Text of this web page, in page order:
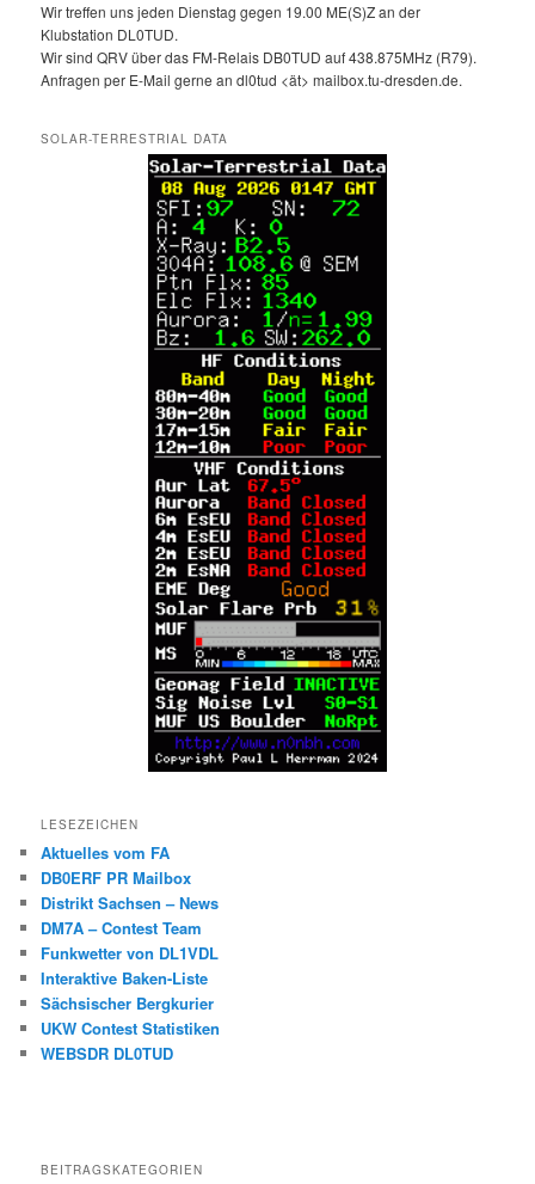
Wir treffen uns jeden Dienstag gegen 19.00 ME(S)Z an der
Klubstation DL0TUD.
Wir sind QRV über das FM-Relais DB0TUD auf 438.875MHz (R79).
Anfragen per E-Mail gerne an dl0tud <ät> mailbox.tu-dresden.de.
SOLAR-TERRESTRIAL DATA
LESEZEICHEN
Aktuelles vom FA
DB0ERF PR Mailbox
Distrikt Sachsen – News
DM7A – Contest Team
Funkwetter von DL1VDL
Interaktive Baken-Liste
Sächsischer Bergkurier
UKW Contest Statistiken
WEBSDR DL0TUD
BEITRAGSKATEGORIEN